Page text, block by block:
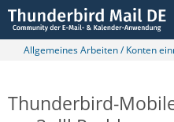
Allgemeines Arbeiten / Konten
Thunderbird-